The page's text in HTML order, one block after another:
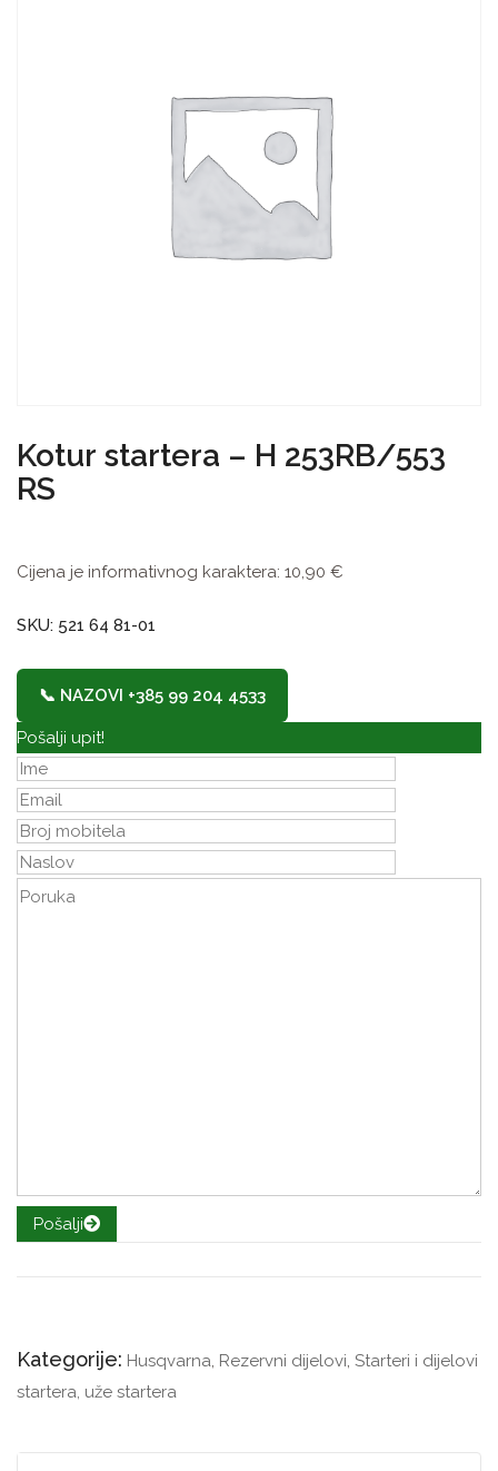
Kotur startera – H 253RB/553
RS
Cijena je informativnog karaktera: 10,90 €
SKU: 521 64 81-01
📞 NAZOVI +385 99 204 4533
Pošalji upit!
Pošalji
Kategorije: Husqvarna, Rezervni dijelovi, Starteri i dijelovi
startera, uže startera